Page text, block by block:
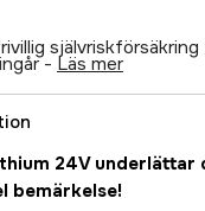
självriskförsäkring
- läs mer
24V underlättar
bemärkelse!